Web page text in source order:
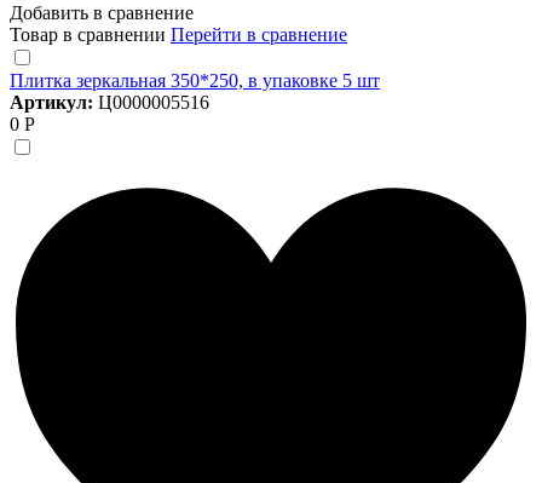
Добавить в сравнение
Товар в сравнении Перейти в сравнение
Плитка зеркальная 350*250, в упаковке 5 шт
Артикул: Ц0000005516
0 Р